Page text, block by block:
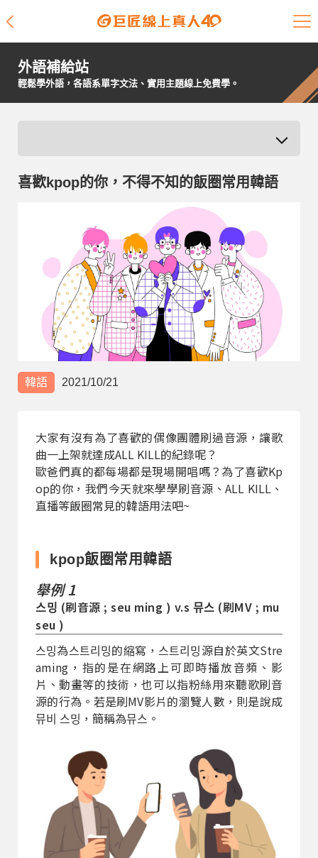
課程介紹
開課查詢
學員故事
企業客戶
就業輔導
部落格
線上體驗
部落格 粉絲團
外語補給站
輕鬆學外語，各語系單字文法、實用主題線上免費學。
喜歡kpop的你，不得不知的飯圈常用韓語
韓語 2021/10/21
大家有沒有為了喜歡的偶像團體刷過音源，讓歌
曲一上架就達成ALL KILL的紀錄呢？
歐爸們真的都每場都是現場開唱嗎？為了喜歡Kp
op的你，我們今天就來學學刷音源、ALL KILL、
直播等飯圈常見的韓語用法吧~
kpop飯圈常用韓語
舉例 1
스밍 (刷音源 ; seu ming ) v.s 뮤스 (刷MV ; mu
seu )
스밍為스트리밍的縮寫，스트리밍源自於英文Stre
aming，指的是在網路上可即時播放音頻、影
片、動畫等的技術，也可以指粉絲用來聽歌刷音
源的行為。若是刷MV影片的瀏覽人數，則是說成
뮤비 스밍，簡稱為뮤스。